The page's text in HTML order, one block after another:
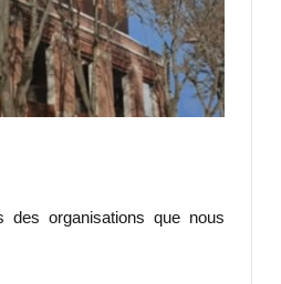
organisations que nous